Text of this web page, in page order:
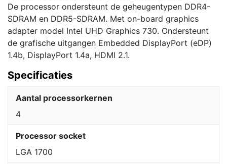
De processor ondersteunt de geheugentypen DDR4-
SDRAM en DDR5-SDRAM. Met on-board graphics
adapter model Intel UHD Graphics 730. Ondersteunt
de grafische uitgangen Embedded DisplayPort (eDP)
1.4b, DisplayPort 1.4a, HDMI 2.1.
Specificaties
Aantal processorkernen
4
Processor socket
LGA 1700